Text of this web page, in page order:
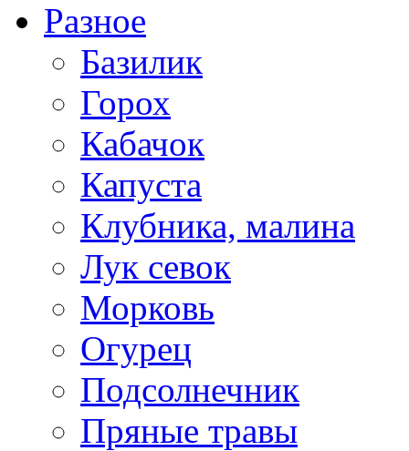
Разное
Базилик
Горох
Кабачок
Капуста
Клубника, малина
Лук севок
Морковь
Огурец
Подсолнечник
Пряные травы